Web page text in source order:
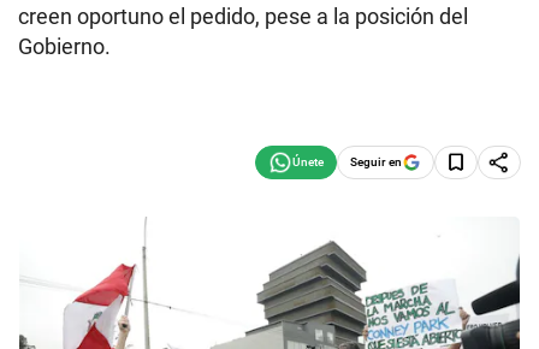
creen oportuno el pedido, pese a la posición del
Gobierno.
Seguir en